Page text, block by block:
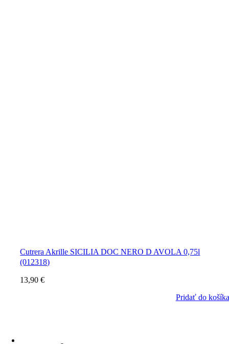
Cutrera Akrille SICILIA DOC NERO D AVOLA 0,75l
(012318)
13,90€
Pridať do košíka